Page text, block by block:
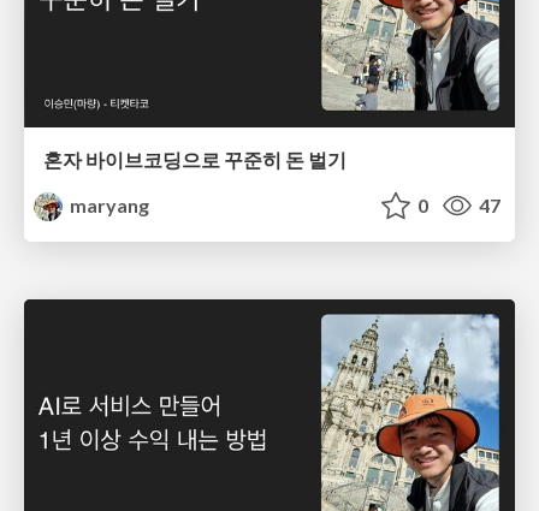
혼자 바이브코딩으로 꾸준히 돈 벌기
maryang
0 47